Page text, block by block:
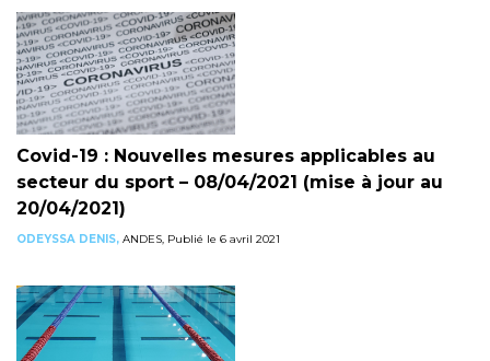
Covid-19 : Nouvelles mesures applicables au
secteur du sport – 08/04/2021 (mise à jour au
20/04/2021)
ODEYSSA DENIS, ANDES, Publié le 6 avril 2021